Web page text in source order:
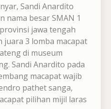
Sandi Anardito
nama besar SMAN 1
jawa tengah
juara 3 lomba macapat
di museum
Sandi Anardito pada
macapat wajib
pathet sanga,
pilihan mijil laras